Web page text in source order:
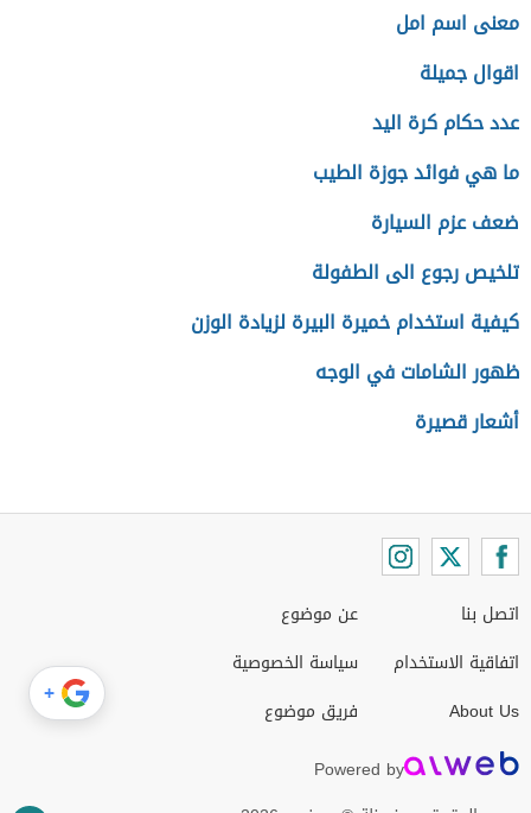
معنى اسم امل
اقوال جميلة
عدد حكام كرة اليد
ما هي فوائد جوزة الطيب
ضعف عزم السيارة
تلخيص رجوع الى الطفولة
كيفية استخدام خميرة البيرة لزيادة الوزن
ظهور الشامات في الوجه
أشعار قصيرة
اتصل بنا
اتفاقية الاستخدام
About Us
عن موضوع
سياسة الخصوصية
فريق موضوع
Powered by
+